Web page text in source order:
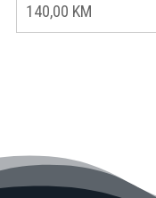
140,00 KM